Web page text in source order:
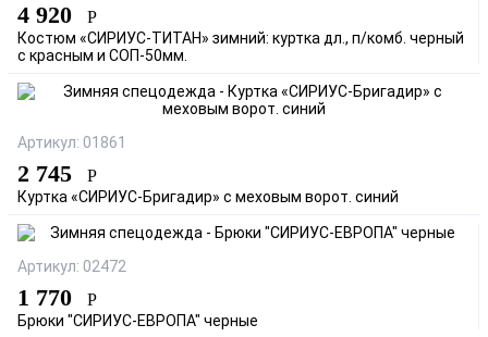
4 920 Р
Костюм «СИРИУС-ТИТАН» зимний: куртка дл., п/комб. черный
с красным и СОП-50мм.
Артикул: 01861
2 745 Р
Куртка «СИРИУС-Бригадир» с меховым ворот. синий
Артикул: 02472
1 770 Р
Брюки "СИРИУС-ЕВРОПА" черные